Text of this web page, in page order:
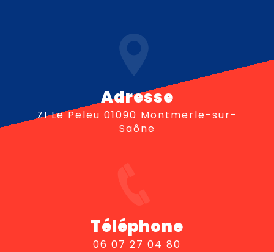
Adresse
ZI Le Peleu 01090 Montmerle-sur-
Saône
Téléphone
06 07 27 04 80